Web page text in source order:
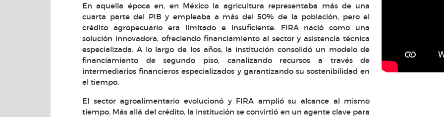
En aquella época en, en México la agricultura representaba más de una
cuarta parte del PIB y empleaba a más del 50% de la población, pero el
crédito agropecuario era limitado e insuficiente. FIRA nació como una
solución innovadora, ofreciendo financiamiento al sector y asistencia técnica
especializada. A lo largo de los años, la institución consolidó un modelo de
financiamiento de segundo piso, canalizando recursos a través de
intermediarios financieros especializados y garantizando su sostenibilidad en
el tiempo.
El sector agroalimentario evolucionó y FIRA amplió su alcance al mismo
tiempo. Más allá del crédito, la institución se convirtió en un agente clave para